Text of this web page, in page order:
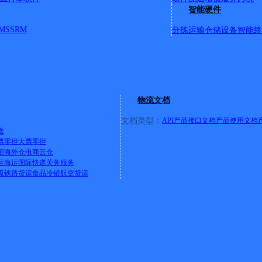
SRM
智能硬件
分拣运输仓储设备智能
零担大票零担
海外仓电商云仓
海运 国际快递关务服务
铁路货运食品冷链航空货运
物流文档
文档类型： API产品接口文档产品使用文档
；集体乡；流水镇；前进乡；腰坨子乡；三县堡乡（次日
面